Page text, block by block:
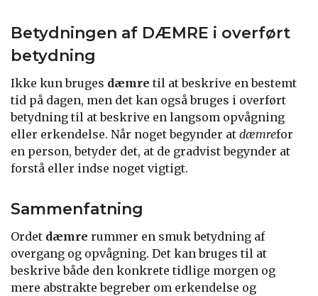
Betydningen af DÆMRE i overført
betydning
Ikke kun bruges dæmre til at beskrive en bestemt
tid på dagen, men det kan også bruges i overført
betydning til at beskrive en langsom opvågning
eller erkendelse. Når noget begynder at dæmrefor
en person, betyder det, at de gradvist begynder at
forstå eller indse noget vigtigt.
Sammenfatning
Ordet dæmre rummer en smuk betydning af
overgang og opvågning. Det kan bruges til at
beskrive både den konkrete tidlige morgen og
mere abstrakte begreber om erkendelse og